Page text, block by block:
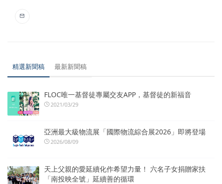
精選新聞稿 最新新聞稿
FLOC唯一基督徒專屬交友APP，基督徒的新福音
2021/03/29
亞洲最大級物流展「國際物流綜合展2026」即將登場
2026/08/09
天上父親的愛延續化作希望力量！ 六名子女捐贈家扶
「南投映全號」延續善的循環